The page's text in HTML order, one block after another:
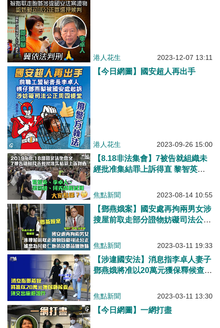
港人花生 2023-12-07 13:11
【今日網圖】國安超人再出手
港人花生 2023-09-26 15:00
【8.18非法集會】7被告就組織未
經批准集結罪上訴得直 黎智英等4
焦點新聞 2023-08-14 10:55
【鄧燕娥案】國安處再拘兩男女涉
搜屋前取走部分證物妨礙司法公正
焦點新聞 2023-03-11 19:33
【涉違國安法】消息指李卓人妻子
鄧燕娥將准以20萬元獲保釋候查
焦點新聞 2023-03-11 13:30
【今日網圖】一網打盡